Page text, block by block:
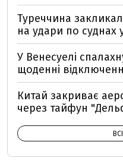
Туреччина
на удари по суднах
У Венесуелі
щоденні
Китай закриває
через тайфун